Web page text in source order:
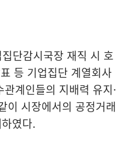
단감시국장 재직 시 호
등 기업집단 계열회사
관계인들의 지배력 유지·
이 시장에서의 공정거래
였다.